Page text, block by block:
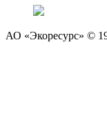
АО «Экоресурс» ©